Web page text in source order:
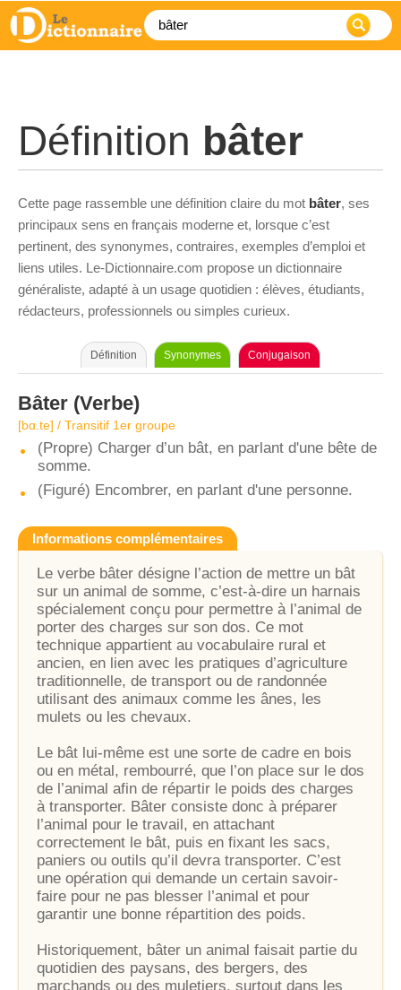
Définition bâter
Cette page rassemble une définition claire du mot bâter, ses
principaux sens en français moderne et, lorsque c’est
pertinent, des synonymes, contraires, exemples d’emploi et
liens utiles. Le-Dictionnaire.com propose un dictionnaire
généraliste, adapté à un usage quotidien : élèves, étudiants,
rédacteurs, professionnels ou simples curieux.
Définition Synonymes Conjugaison
Bâter (Verbe)
[bɑ.te] / Transitif 1er groupe
(Propre) Charger d’un bât, en parlant d'une bête de
somme.
(Figuré) Encombrer, en parlant d'une personne.
Informations complémentaires
Le verbe bâter désigne l’action de mettre un bât
sur un animal de somme, c’est-à-dire un harnais
spécialement conçu pour permettre à l’animal de
porter des charges sur son dos. Ce mot
technique appartient au vocabulaire rural et
ancien, en lien avec les pratiques d’agriculture
traditionnelle, de transport ou de randonnée
utilisant des animaux comme les ânes, les
mulets ou les chevaux.
Le bât lui-même est une sorte de cadre en bois
ou en métal, rembourré, que l’on place sur le dos
de l’animal afin de répartir le poids des charges
à transporter. Bâter consiste donc à préparer
l’animal pour le travail, en attachant
correctement le bât, puis en fixant les sacs,
paniers ou outils qu’il devra transporter. C’est
une opération qui demande un certain savoir-
faire pour ne pas blesser l’animal et pour
garantir une bonne répartition des poids.
Historiquement, bâter un animal faisait partie du
quotidien des paysans, des bergers, des
marchands ou des muletiers, surtout dans les